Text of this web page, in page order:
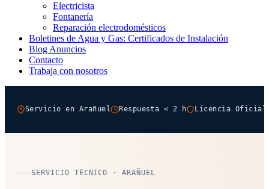
Electricista
Fontanería
Reparación electrodomésticos
Boletines de Agua y Gas: Certificados de Instalación
Blog Anuncios
Contacto
Trabaja con nosotros
Servicio en Arañuel Respuesta < 2 h Licencia Oficial
SERVICIO TÉCNICO · ARAÑUEL